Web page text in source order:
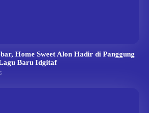
Home Sweet Alon Hadir di Panggung
Baru Idgitaf